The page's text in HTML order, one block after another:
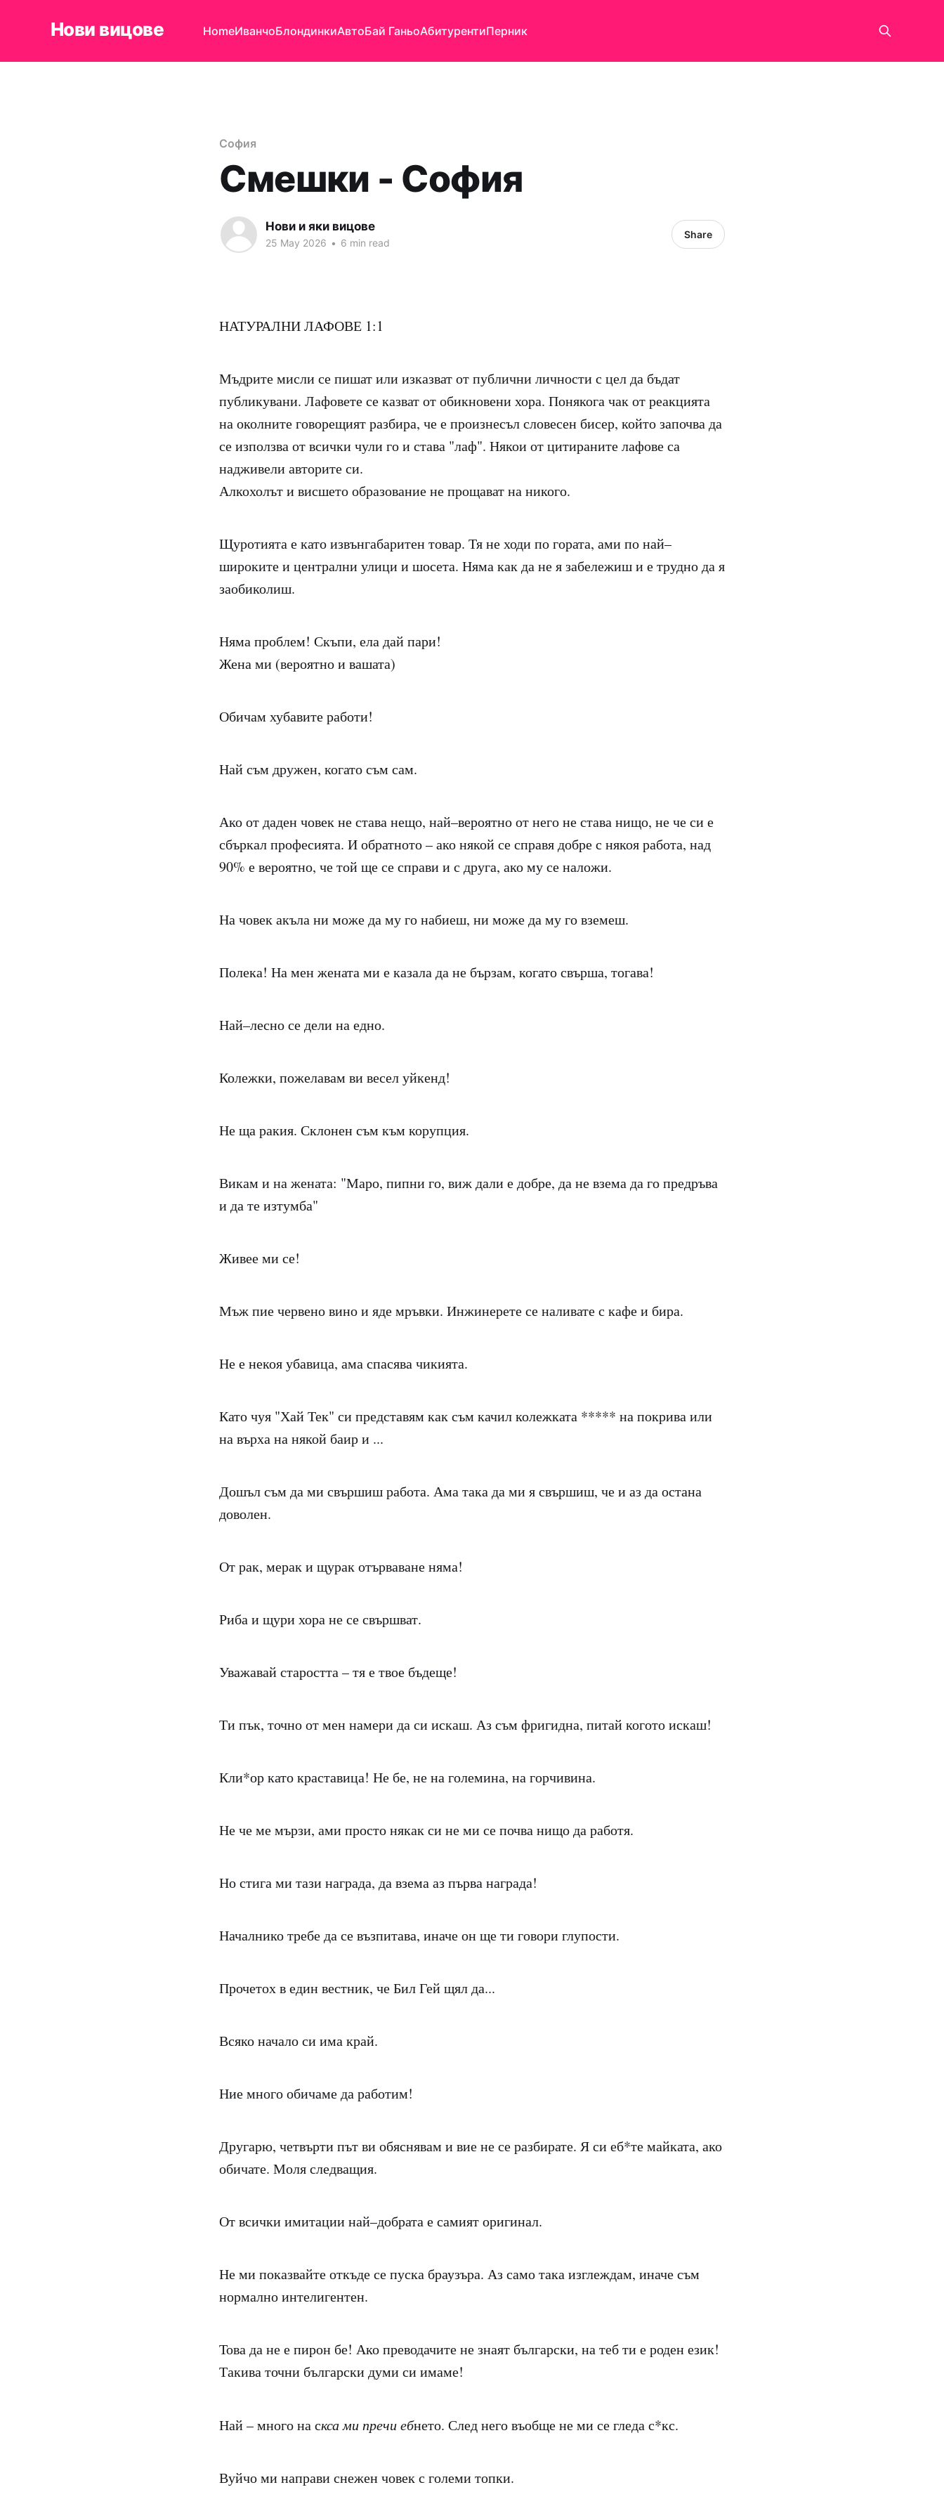
Нови вицове HomeИванчоБлондинкиАвтоБай ГаньоАбитурентиПерник
София
Смешки - София
Нови и яки вицове
25 May 2026 • 6 min read
Share
НАТУРАЛНИ ЛАФОВЕ 1:1
Мъдрите мисли се пишат или изказват от публични личности с цел да бъдат
публикувани. Лафовете се казват от обикновени хора. Понякога чак от реакцията
на околните говорещият разбира, че е произнесъл словесен бисер, който започва да
се използва от всички чули го и става "лаф". Някои от цитираните лафове са
надживели авторите си.
Алкохолът и висшето образование не прощават на никого.
Щуротията е като извънгабаритен товар. Тя не ходи по гората, ами по най–
широките и централни улици и шосета. Няма как да не я забележиш и е трудно да я
заобиколиш.
Няма проблем! Скъпи, ела дай пари!
Жена ми (вероятно и вашата)
Обичам хубавите работи!
Най съм дружен, когато съм сам.
Ако от даден човек не става нещо, най–вероятно от него не става нищо, не че си е
сбъркал професията. И обратното – ако някой се справя добре с някоя работа, над
90% е вероятно, че той ще се справи и с друга, ако му се наложи.
На човек акъла ни може да му го набиеш, ни може да му го вземеш.
Полека! На мен жената ми е казала да не бързам, когато свърша, тогава!
Най–лесно се дели на едно.
Колежки, пожелавам ви весел уйкенд!
Не ща ракия. Склонен съм към корупция.
Викам и на жената: "Маро, пипни го, виж дали е добре, да не взема да го предръва
и да те изтумба"
Живее ми се!
Мъж пие червено вино и яде мръвки. Инжинерете се наливате с кафе и бира.
Не е некоя убавица, ама спасява чикията.
Като чуя "Хай Тек" си представям как съм качил колежката ***** на покрива или
на върха на някой баир и ...
Дошъл съм да ми свършиш работа. Ама така да ми я свършиш, че и аз да остана
доволен.
От рак, мерак и щурак отърваване няма!
Риба и щури хора не се свършват.
Уважавай старостта – тя е твое бъдеще!
Ти пък, точно от мен намери да си искаш. Аз съм фригидна, питай когото искаш!
Кли*ор като краставица! Не бе, не на големина, на горчивина.
Не че ме мързи, ами просто някак си не ми се почва нищо да работя.
Но стига ми тази награда, да взема аз първа награда!
Началнико требе да се възпитава, иначе он ще ти говори глупости.
Прочетох в един вестник, че Бил Гей щял да...
Всяко начало си има край.
Ние много обичаме да работим!
Другарю, четвърти път ви обяснявам и вие не се разбирате. Я си еб*те майката, ако
обичате. Моля следващия.
От всички имитации най–добрата е самият оригинал.
Не ми показвайте откъде се пуска браузъра. Аз само така изглеждам, иначе съм
нормално интелигентен.
Това да не е пирон бе! Ако преводачите не знаят български, на теб ти е роден език!
Такива точни български думи си имаме!
Най – много на скса ми пречи ебнето. След него въобще не ми се гледа с*кс.
Вуйчо ми направи снежен човек с големи топки.